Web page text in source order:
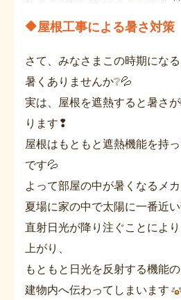
🔶屋根工事による暑さ対策
さて、みなさまこの時期にな
暑くありませんか❔💦
実は、屋根を遮熱すると暑さ
ります❢
屋根はもともと遮熱機能を持
です💦
よって部屋の中が暑くなるメカ
夏場に家の中で太陽に一番近
直射日光が降り注ぐことによ
上がり、
もともと日光を反射する機能
建物内へ伝わってしまいます